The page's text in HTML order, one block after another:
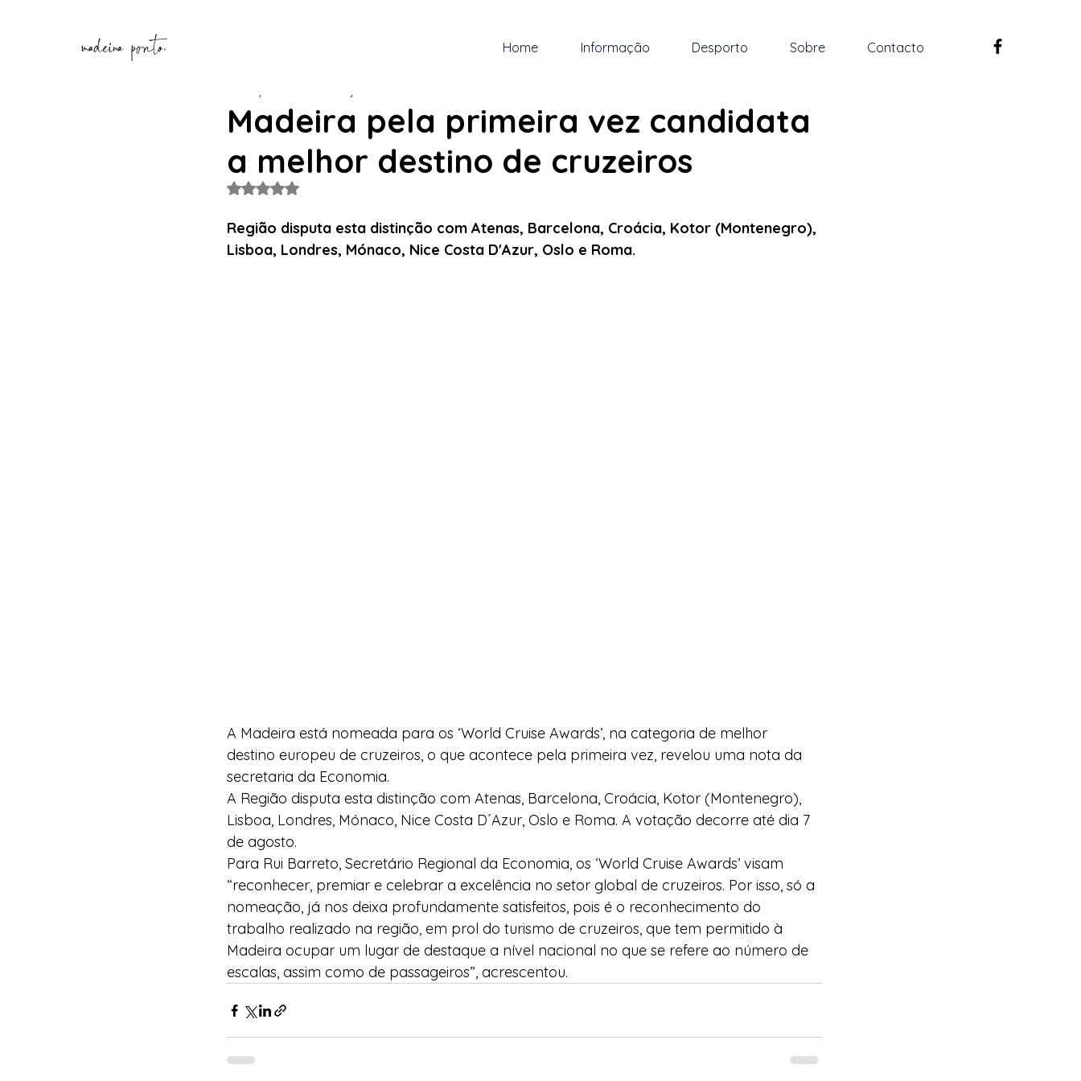
Home Informação Desporto Sobre Contacto
Madeira pela primeira vez candidata
a melhor destino de cruzeiros
Avaliado com NaN de 5 estrelas.
Região disputa esta distinção com Atenas, Barcelona, Croácia, Kotor (Montenegro),
Lisboa, Londres, Mónaco, Nice Costa D'Azur, Oslo e Roma.
A Madeira está nomeada para os ‘World Cruise Awards’, na categoria de melhor
destino europeu de cruzeiros, o que acontece pela primeira vez, revelou uma nota da
secretaria da Economia.
A Região disputa esta distinção com Atenas, Barcelona, Croácia, Kotor (Montenegro),
Lisboa, Londres, Mónaco, Nice Costa D´Azur, Oslo e Roma. A votação decorre até dia 7
de agosto.
Para Rui Barreto, Secretário Regional da Economia, os ‘World Cruise Awards’ visam
“reconhecer, premiar e celebrar a excelência no setor global de cruzeiros. Por isso, só a
nomeação, já nos deixa profundamente satisfeitos, pois é o reconhecimento do
trabalho realizado na região, em prol do turismo de cruzeiros, que tem permitido à
Madeira ocupar um lugar de destaque a nível nacional no que se refere ao número de
escalas, assim como de passageiros”, acrescentou.